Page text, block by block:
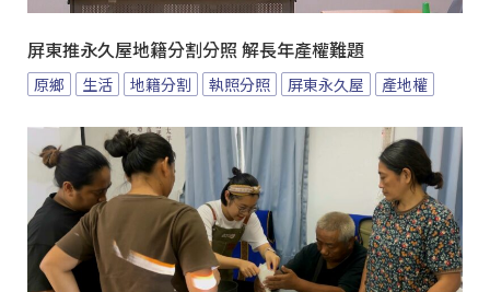
屏東推永久屋地籍分割分照 解長年產權難題
原鄉 生活 地籍分割 執照分照 屏東永久屋 產地權